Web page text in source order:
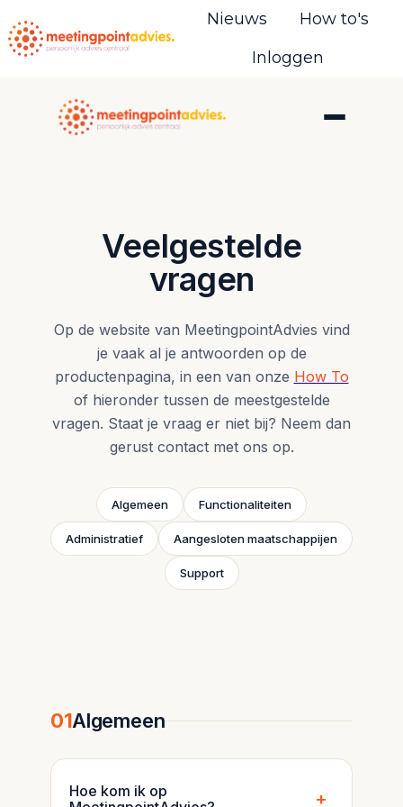
Nieuws
How to's
Inloggen
Veelgestelde
vragen
Op de website van MeetingpointAdvies vind
je vaak al je antwoorden op de
productenpagina, in een van onze How To
of hieronder tussen de meestgestelde
vragen. Staat je vraag er niet bij? Neem dan
gerust contact met ons op.
Algemeen Functionaliteiten
Administratief Aangesloten maatschappijen
Support
01Algemeen
Hoe kom ik op
+